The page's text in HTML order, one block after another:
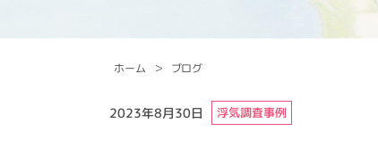
ホーム ブログ
2023年8月30日 浮気調査事例